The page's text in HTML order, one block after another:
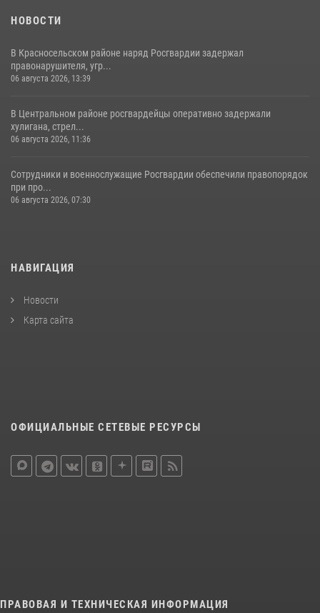
НОВОСТИ
В Красносельском районе наряд Росгвардии задержал
правонарушителя, угр...
06 августа 2026, 13:39
В Центральном районе росгвардейцы оперативно задержали
хулигана, стрел...
06 августа 2026, 11:36
Сотрудники и военнослужащие Росгвардии обеспечили правопорядок
при про...
06 августа 2026, 07:30
НАВИГАЦИЯ
Новости
Карта сайта
ОФИЦИАЛЬНЫЕ СЕТЕВЫЕ РЕСУРСЫ
ПРАВОВАЯ И ТЕХНИЧЕСКАЯ ИНФОРМАЦИЯ